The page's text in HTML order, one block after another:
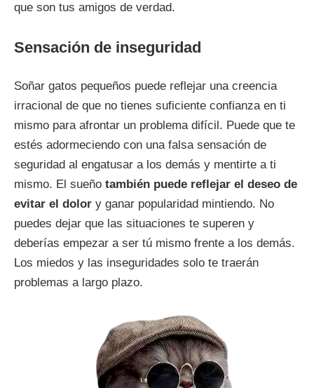
que son tus amigos de verdad.
Sensación de inseguridad
Soñar gatos pequeños puede reflejar una creencia
irracional de que no tienes suficiente confianza en ti
mismo para afrontar un problema difícil. Puede que te
estés adormeciendo con una falsa sensación de
seguridad al engatusar a los demás y mentirte a ti
mismo. El sueño también puede reflejar el deseo de
evitar el dolor y ganar popularidad mintiendo. No
puedes dejar que las situaciones te superen y
deberías empezar a ser tú mismo frente a los demás.
Los miedos y las inseguridades solo te traerán
problemas a largo plazo.